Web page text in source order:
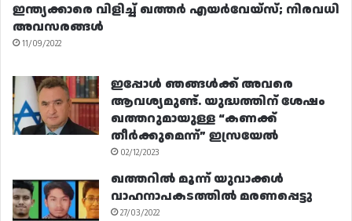
ഇന്ത്യക്കാരെ വിളിച്ച് ഖത്തർ എയർവേയ്‌സ്; നിരവധി
അവസരങ്ങൾ
11/09/2022
ഇപ്പോൾ ഞങ്ങൾക്ക് അവരെ
ആവശ്യമുണ്ട്. യുദ്ധത്തിന് ശേഷം
ഖത്തറുമായുള്ള “കണക്ക്
തീർക്കുമെന്ന്” ഇസ്രയേൽ
02/12/2023
ഖത്തറിൽ മൂന്ന് യുവാക്കൾ
വാഹനാപകടത്തിൽ മരണപ്പെട്ടു
27/03/2022